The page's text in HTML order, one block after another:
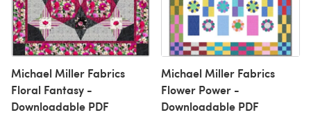
Michael Miller Fabrics
Floral Fantasy -
Downloadable PDF
Michael Miller Fabrics
Flower Power -
Downloadable PDF